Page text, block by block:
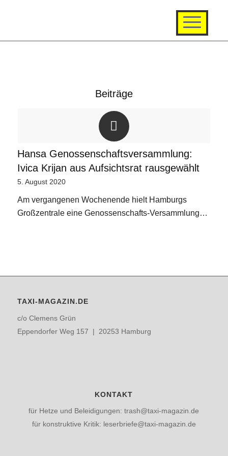
Beiträge
Hansa Genossenschaftsversammlung:
Ivica Krijan aus Aufsichtsrat rausgewählt
5. August 2020
Am vergangenen Wochenende hielt Hamburgs
Großzentrale eine Genossenschafts-Versammlung…
TAXI-MAGAZIN.DE
c/o Clemens Grün
Eppendorfer Weg 157 | 20253 Hamburg
KONTAKT
für Hetze und Beleidigungen: trash@taxi-magazin.de
für konstruktive Kritik: leserbriefe@taxi-magazin.de